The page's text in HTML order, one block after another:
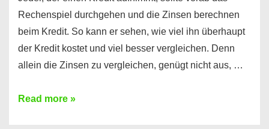
Rechenspiel durchgehen und die Zinsen berechnen
beim Kredit. So kann er sehen, wie viel ihn überhaupt
der Kredit kostet und viel besser vergleichen. Denn
allein die Zinsen zu vergleichen, genügt nicht aus, …
Ganz
Read more »